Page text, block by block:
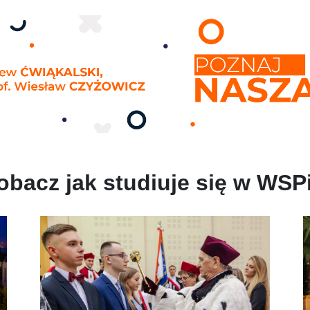
jak studiuje się w